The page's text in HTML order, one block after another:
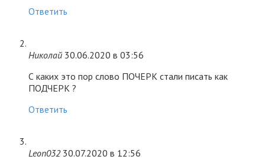
Ответить
Николай 30.06.2020 в 03:56
С каких это пор слово ПОЧЕРК стали писать как
ПОДЧЕРК ?
Ответить
Leon032 30.07.2020 в 12:56